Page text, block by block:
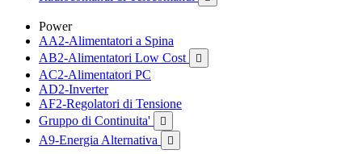
Power
AA2-Alimentatori a Spina
AB2-Alimentatori Low Cost

AC2-Alimentatori PC
AD2-Inverter
AF2-Regolatori di Tensione
Gruppo di Continuita'

A9-Energia Alternativa 